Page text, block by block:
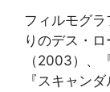
フィルモグ
りのデス・
（2003）、
『スキャン